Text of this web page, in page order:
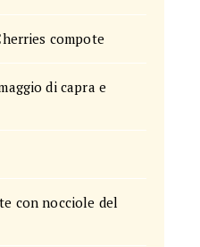
compote
di capra e
con nocciole del